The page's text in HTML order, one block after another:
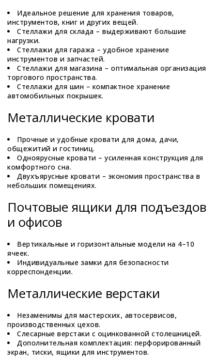
Идеальное решение для хранения товаров,
инструментов, книг и других вещей.
Стеллажи для склада – выдерживают большие
нагрузки.
Стеллажи для гаража – удобное хранение
инструментов и запчастей.
Стеллажи для магазина – оптимальная организация
торгового пространства.
Стеллажи для шин – компактное хранение
автомобильных покрышек.
Металлические кровати
Прочные и удобные кровати для дома, дачи,
общежитий и гостиниц.
Одноярусные кровати – усиленная конструкция для
комфортного сна.
Двухъярусные кровати – экономия пространства в
небольших помещениях.
Почтовые ящики для подъездов
и офисов
Вертикальные и горизонтальные модели на 4–10
ячеек.
Индивидуальные замки для безопасности
корреспонденции.
Металлические верстаки
Незаменимы для мастерских, автосервисов,
производственных цехов.
Слесарные верстаки с оцинкованной столешницей.
Дополнительная комплектация: перфорированный
экран, тиски, ящики для инструментов.